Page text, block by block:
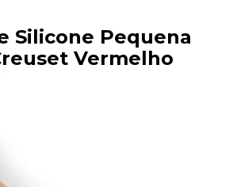
Silicone Pequena
Vermelho